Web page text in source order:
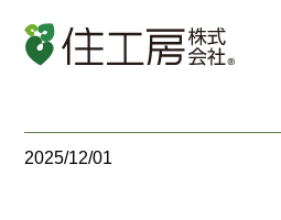
2025/12/01